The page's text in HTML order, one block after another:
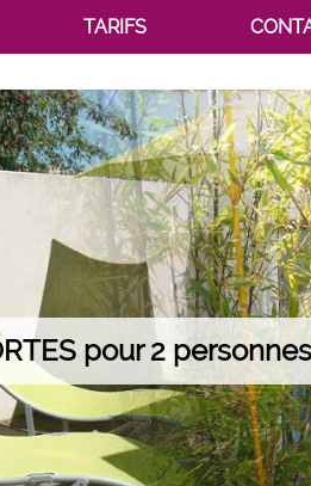
TARIFS
pour 2